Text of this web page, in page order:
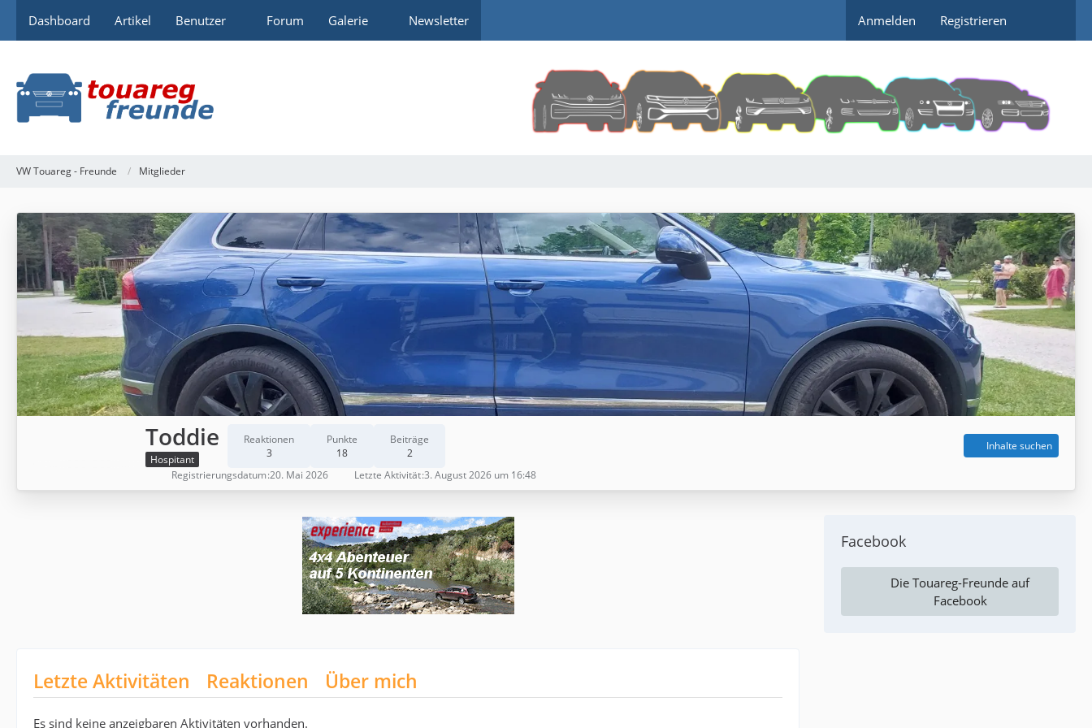
Dashboard Artikel Benutzer Forum Galerie Newsletter Anmelden Registrieren
VW Touareg - Freunde Mitglieder
Toddie
Hospitant
Reaktionen
3
Punkte
18
Beiträge
2
Inhalte suchen
Registrierungsdatum 20. Mai 2026 Letzte Aktivität 3. August 2026 um 16:48
Letzte Aktivitäten Reaktionen Über mich
Es sind keine anzeigbaren Aktivitäten vorhanden.
Facebook
Die Touareg-Freunde auf
Facebook